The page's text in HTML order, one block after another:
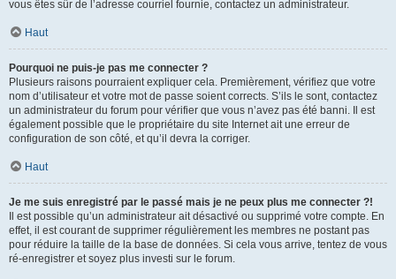
vous êtes sûr de l’adresse courriel fournie, contactez un administrateur.
Haut
Pourquoi ne puis-je pas me connecter ?
Plusieurs raisons pourraient expliquer cela. Premièrement, vérifiez que votre
nom d’utilisateur et votre mot de passe soient corrects. S’ils le sont, contactez
un administrateur du forum pour vérifier que vous n’avez pas été banni. Il est
également possible que le propriétaire du site Internet ait une erreur de
configuration de son côté, et qu’il devra la corriger.
Haut
Je me suis enregistré par le passé mais je ne peux plus me connecter ?!
Il est possible qu’un administrateur ait désactivé ou supprimé votre compte. En
effet, il est courant de supprimer régulièrement les membres ne postant pas
pour réduire la taille de la base de données. Si cela vous arrive, tentez de vous
ré-enregistrer et soyez plus investi sur le forum.